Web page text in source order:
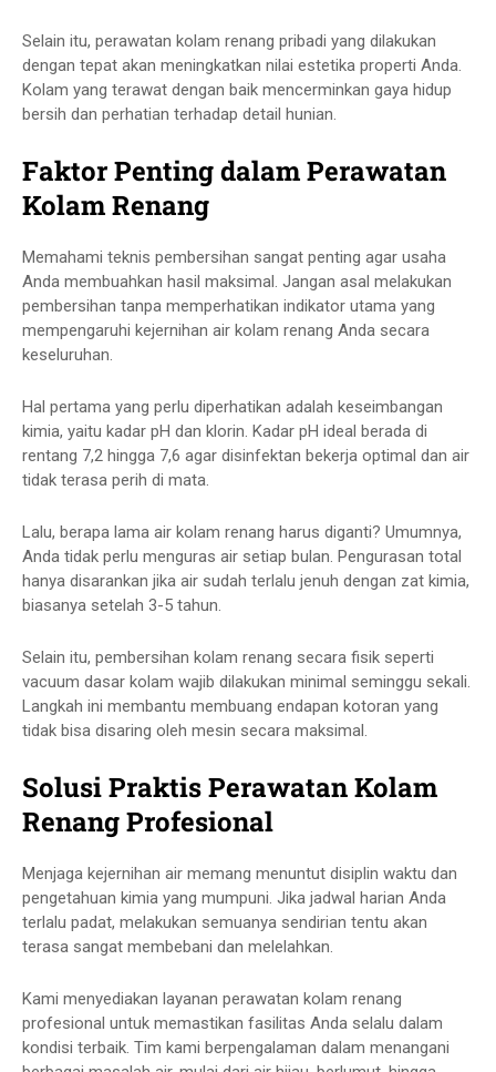
Selain itu, perawatan kolam renang pribadi yang dilakukan
dengan tepat akan meningkatkan nilai estetika properti Anda.
Kolam yang terawat dengan baik mencerminkan gaya hidup
bersih dan perhatian terhadap detail hunian.
Faktor Penting dalam Perawatan
Kolam Renang
Memahami teknis pembersihan sangat penting agar usaha
Anda membuahkan hasil maksimal. Jangan asal melakukan
pembersihan tanpa memperhatikan indikator utama yang
mempengaruhi kejernihan air kolam renang Anda secara
keseluruhan.
Hal pertama yang perlu diperhatikan adalah keseimbangan
kimia, yaitu kadar pH dan klorin. Kadar pH ideal berada di
rentang 7,2 hingga 7,6 agar disinfektan bekerja optimal dan air
tidak terasa perih di mata.
Lalu, berapa lama air kolam renang harus diganti? Umumnya,
Anda tidak perlu menguras air setiap bulan. Pengurasan total
hanya disarankan jika air sudah terlalu jenuh dengan zat kimia,
biasanya setelah 3-5 tahun.
Selain itu, pembersihan kolam renang secara fisik seperti
vacuum dasar kolam wajib dilakukan minimal seminggu sekali.
Langkah ini membantu membuang endapan kotoran yang
tidak bisa disaring oleh mesin secara maksimal.
Solusi Praktis Perawatan Kolam
Renang Profesional
Menjaga kejernihan air memang menuntut disiplin waktu dan
pengetahuan kimia yang mumpuni. Jika jadwal harian Anda
terlalu padat, melakukan semuanya sendirian tentu akan
terasa sangat membebani dan melelahkan.
Kami menyediakan layanan perawatan kolam renang
profesional untuk memastikan fasilitas Anda selalu dalam
kondisi terbaik. Tim kami berpengalaman dalam menangani